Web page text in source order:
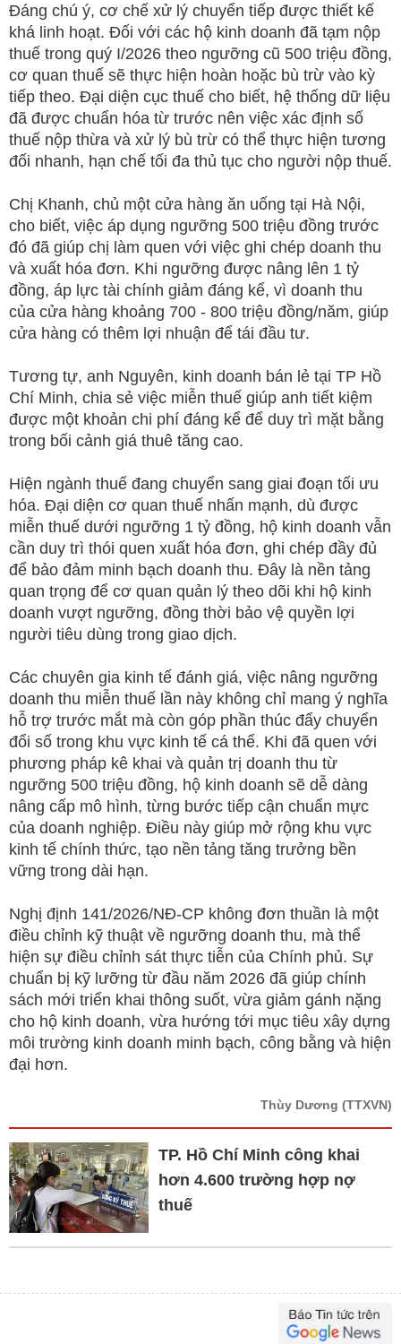
Đáng chú ý, cơ chế xử lý chuyển tiếp được thiết kế
khá linh hoạt. Đối với các hộ kinh doanh đã tạm nộp
thuế trong quý I/2026 theo ngưỡng cũ 500 triệu đồng,
cơ quan thuế sẽ thực hiện hoàn hoặc bù trừ vào kỳ
tiếp theo. Đại diện cục thuế cho biết, hệ thống dữ liệu
đã được chuẩn hóa từ trước nên việc xác định số
thuế nộp thừa và xử lý bù trừ có thể thực hiện tương
đối nhanh, hạn chế tối đa thủ tục cho người nộp thuế.
Chị Khanh, chủ một cửa hàng ăn uống tại Hà Nội,
cho biết, việc áp dụng ngưỡng 500 triệu đồng trước
đó đã giúp chị làm quen với việc ghi chép doanh thu
và xuất hóa đơn. Khi ngưỡng được nâng lên 1 tỷ
đồng, áp lực tài chính giảm đáng kể, vì doanh thu
của cửa hàng khoảng 700 - 800 triệu đồng/năm, giúp
cửa hàng có thêm lợi nhuận để tái đầu tư.
Tương tự, anh Nguyên, kinh doanh bán lẻ tại TP Hồ
Chí Minh, chia sẻ việc miễn thuế giúp anh tiết kiệm
được một khoản chi phí đáng kể để duy trì mặt bằng
trong bối cảnh giá thuê tăng cao.
Hiện ngành thuế đang chuyển sang giai đoạn tối ưu
hóa. Đại diện cơ quan thuế nhấn mạnh, dù được
miễn thuế dưới ngưỡng 1 tỷ đồng, hộ kinh doanh vẫn
cần duy trì thói quen xuất hóa đơn, ghi chép đầy đủ
để bảo đảm minh bạch doanh thu. Đây là nền tảng
quan trọng để cơ quan quản lý theo dõi khi hộ kinh
doanh vượt ngưỡng, đồng thời bảo vệ quyền lợi
người tiêu dùng trong giao dịch.
Các chuyên gia kinh tế đánh giá, việc nâng ngưỡng
doanh thu miễn thuế lần này không chỉ mang ý nghĩa
hỗ trợ trước mắt mà còn góp phần thúc đẩy chuyển
đổi số trong khu vực kinh tế cá thể. Khi đã quen với
phương pháp kê khai và quản trị doanh thu từ
ngưỡng 500 triệu đồng, hộ kinh doanh sẽ dễ dàng
nâng cấp mô hình, từng bước tiếp cận chuẩn mực
của doanh nghiệp. Điều này giúp mở rộng khu vực
kinh tế chính thức, tạo nền tảng tăng trưởng bền
vững trong dài hạn.
Nghị định 141/2026/NĐ-CP không đơn thuần là một
điều chỉnh kỹ thuật về ngưỡng doanh thu, mà thể
hiện sự điều chỉnh sát thực tiễn của Chính phủ. Sự
chuẩn bị kỹ lưỡng từ đầu năm 2026 đã giúp chính
sách mới triển khai thông suốt, vừa giảm gánh nặng
cho hộ kinh doanh, vừa hướng tới mục tiêu xây dựng
môi trường kinh doanh minh bạch, công bằng và hiện
đại hơn.
Thùy Dương (TTXVN)
TP. Hồ Chí Minh công khai
hơn 4.600 trường hợp nợ
thuế